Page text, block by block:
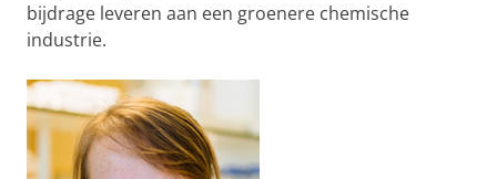
bijdrage leveren aan een groenere chemische
industrie.